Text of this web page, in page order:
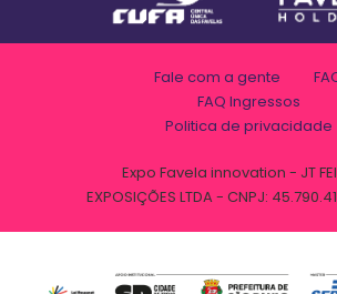
Fale com a gente
FAQ Ingressos
Politica de privacidade
Expo Favela innovation - JT
EXPOSIÇÕES LTDA - CNPJ: